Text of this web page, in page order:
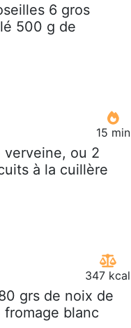
6 gros
500 g de
15 min
verveine, ou 2
à la cuillère
347 kcal
grs de noix de
blanc